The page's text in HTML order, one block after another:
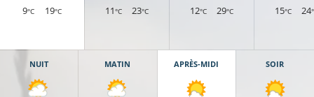
9°C 19°C 11°C 23°C 12°C 29°C 15°C 24
NUIT MATIN APRÈS-MIDI SOIR